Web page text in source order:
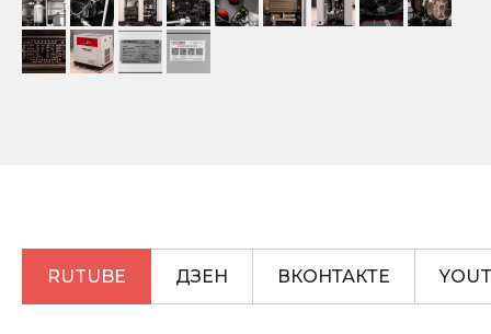
RUTUBE ДЗЕН ВКОНТАКТЕ